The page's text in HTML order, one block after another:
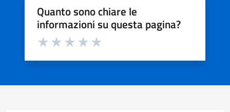
Quanto sono chiare le
informazioni su questa pagina?
Valuta da 1 a 5 stelle la pagina